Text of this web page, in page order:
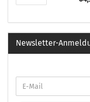
Newsletter-